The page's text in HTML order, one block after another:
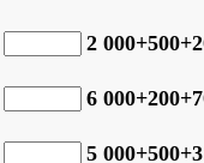
2
6
5 000+500+3